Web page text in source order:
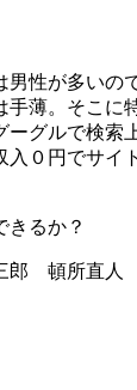
男性が多いの
手薄。そこに
ーグルで検索
入０円でサイ
きるか？
郎 頓所直人